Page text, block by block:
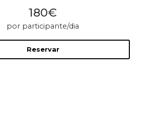
180€
por participante/dia
Reservar